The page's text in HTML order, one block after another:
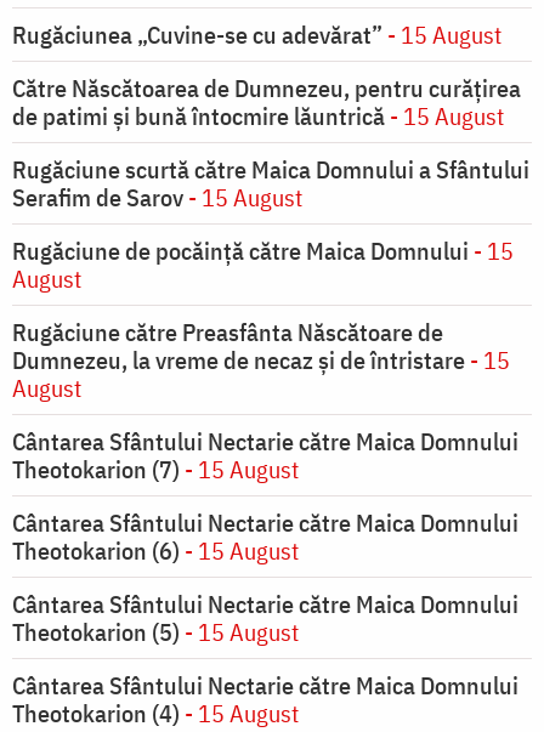
Rugăciunea „Cuvine-se cu adevărat” - 15 August
Către Născătoarea de Dumnezeu, pentru curățirea
de patimi și bună întocmire lăuntrică- 15 August
Rugăciune scurtă către Maica Domnului a Sfântului
Serafim de Sarov- 15 August
Rugăciune de pocăinţă către Maica Domnului - 15
August
Rugăciune către Preasfânta Născătoare de
Dumnezeu, la vreme de necaz şi de întristare- 15
August
Cântarea Sfântului Nectarie către Maica Domnului
Theotokarion (7) - 15 August
Cântarea Sfântului Nectarie către Maica Domnului
Theotokarion (6) - 15 August
Cântarea Sfântului Nectarie către Maica Domnului
Theotokarion (5) - 15 August
Cântarea Sfântului Nectarie către Maica Domnului
Theotokarion (4) - 15 August